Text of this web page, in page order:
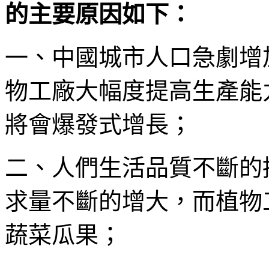
的主要原因如下：
一、中國城市人口急劇
物工廠大幅度提高生產
將會爆發式增長；
二、人們生活品質不斷
求量不斷的增大，而植
蔬菜瓜果；